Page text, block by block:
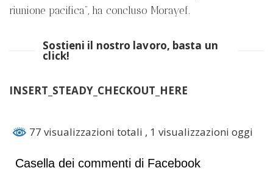
riunione pacifica”, ha concluso Morayef.
Sostieni il nostro lavoro, basta un
click!
INSERT_STEADY_CHECKOUT_HERE
77 visualizzazioni totali , 1 visualizzazioni oggi
Casella dei commenti di Facebook